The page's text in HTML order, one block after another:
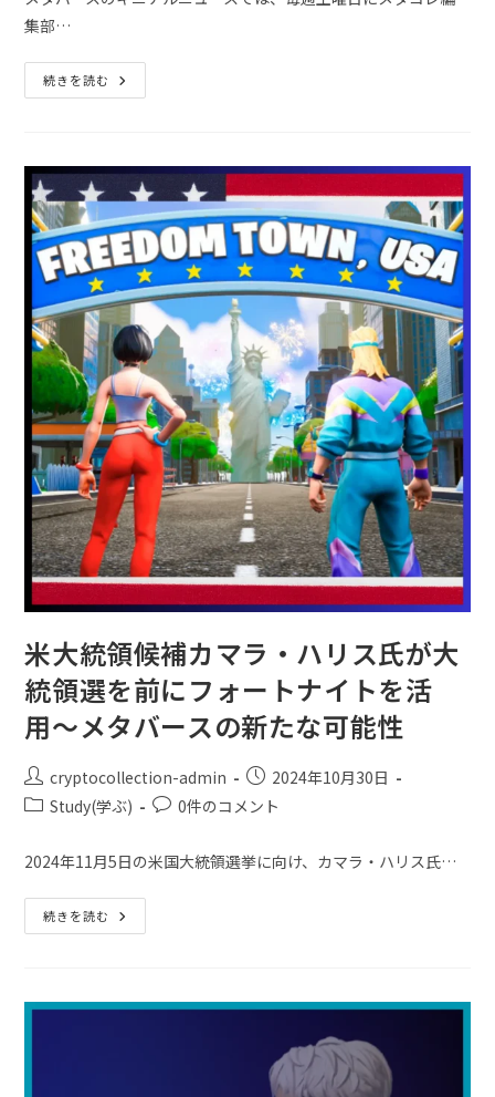
集部…
続きを読む
米大統領候補カマラ・ハリス氏が大
統領選を前にフォートナイトを活
用〜メタバースの新たな可能性
cryptocollection-admin
2024年10月30日
Study(学ぶ)
0件のコメント
2024年11月5日の米国大統領選挙に向け、カマラ・ハリス氏…
続きを読む